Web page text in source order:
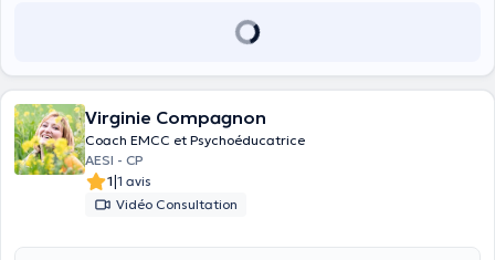
Virginie Compagnon
Coach EMCC et Psychoéducatrice
AESI - CP
1|1 avis
Vidéo Consultation